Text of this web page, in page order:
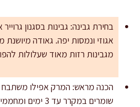
בחירת גבינה: גבינות בסגנון
אגוזי ונמסות יפה. גאודה מיושנת
מגבינות רזות מאוד שעלולות
הכנה מראש: המרק אפילו משתבח
שומרים במקרר עד